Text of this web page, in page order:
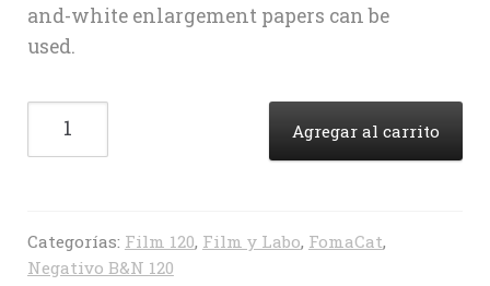
and-white enlargement papers can be
used.
Fomapan
cantidad
Agregar al carrito
Categorías: Film 120, Film y Labo, FomaCat,
Negativo B&N 120